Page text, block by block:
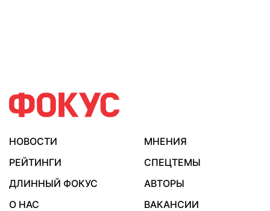
НОВОСТИ
МНЕНИЯ
РЕЙТИНГИ
СПЕЦТЕМЫ
ДЛИННЫЙ ФОКУС
АВТОРЫ
О НАС
ВАКАНСИИ